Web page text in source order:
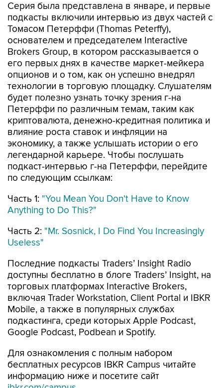
Серия была представлена в январе, и первые
подкасты включили интервью из двух частей с
Томасом Петерффи (Thomas Peterffy),
основателем и председателем Interactive
Brokers Group, в котором рассказывается о
его первых днях в качестве маркет-мейкера
опционов и о том, как он успешно внедрял
технологии в торговую площадку. Слушателям
будет полезно узнать точку зрения г-на
Петерффи по различным темам, таким как
криптовалюта, денежно-кредитная политика и
влияние роста ставок и инфляции на
экономику, а также услышать истории о его
легендарной карьере. Чтобы послушать
подкаст-интервью г-на Петерффи, перейдите
по следующим ссылкам:
Часть 1: "You Mean You Don't Have to Know
Anything to Do This?"
Часть 2: "Mr. Sosnick, I Do Find You Increasingly
Useless"
Последние подкасты Traders’ Insight Radio
доступны бесплатно в блоге Traders’ Insight, на
торговых платформах Interactive Brokers,
включая Trader Workstation, Client Portal и IBKR
Mobile, а также в популярных службах
подкастинга, среди которых Apple Podcast,
Google Podcast, Podbean и Spotify.
Для ознакомления с полным набором
бесплатных ресурсов IBKR Campus читайте
информацию ниже и посетите сайт